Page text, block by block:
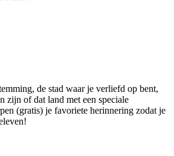
de stad waar je verliefd op bent,
zijn of dat land met een speciale
(gratis) je favoriete herinnering zodat je